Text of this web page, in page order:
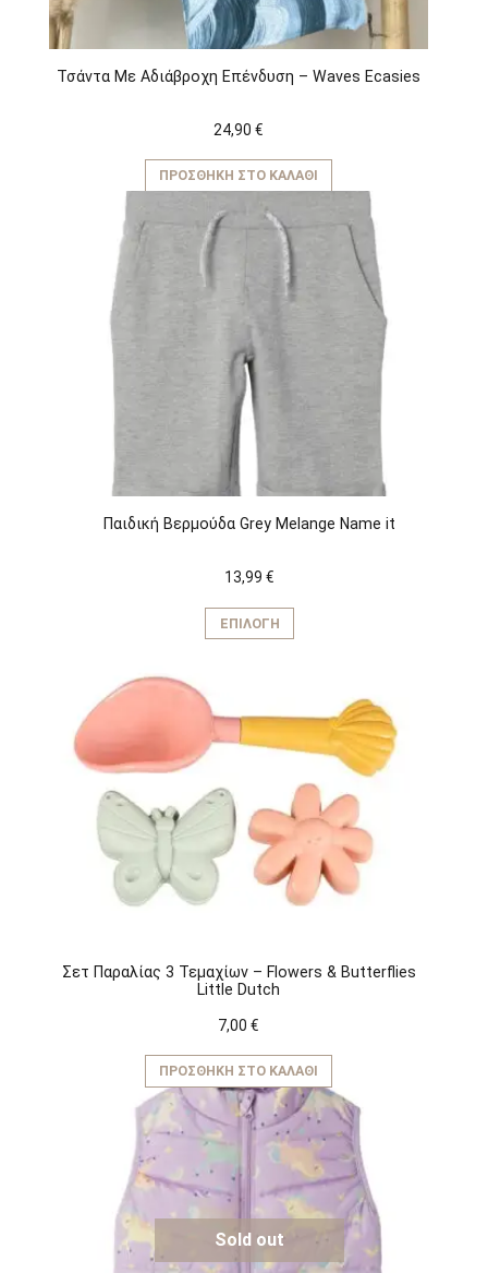
Τσάντα Με Αδιάβροχη Επένδυση – Waves Ecasies
24,90 €
ΠΡΟΣΘΉΚΗ ΣΤΟ ΚΑΛΆΘΙ
Παιδική Βερμούδα Grey Melange Name it
13,99 €
ΕΠΙΛΟΓΉ
Αυτό
προϊόν
παραλλαγές.
Οι
επιλογές
μπορούν
να
επιλεγούν
στη
σελίδα
του
προϊόντος
Σετ Παραλίας 3 Τεμαχίων – Flowers & Butterflies
Little Dutch
7,00 €
ΠΡΟΣΘΉΚΗ ΣΤΟ ΚΑΛΆΘΙ
Sold out